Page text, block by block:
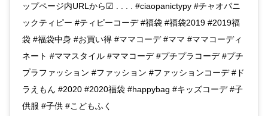
ップページ内URLから☑︎ . . . . #ciaopanictypy #チャオパニ
ックティピー #ティピーコーデ #福袋 #福袋2019 #2019福
袋 #福袋中身 #お買い得 #ママコーデ #ママ #ママコーディ
ネート #ママスタイル #ママコーデ #プチプラコーデ #プチ
プラファッション #ファッション #ファッションコーデ #ド
ラえもん #2020 #2020福袋 #happybag #キッズコーデ #子
供服 #子供 #こどもふく